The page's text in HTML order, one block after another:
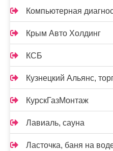
Компьютерная
Крым Авто Холдинг
КСБ
Кузнецкий Альянс,
КурскГазМонтаж
Лавиаль, сауна
Ласточка, баня на